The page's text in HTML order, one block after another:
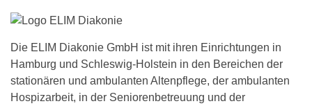
Die ELIM Diakonie GmbH ist mit ihren Einrichtungen in
Hamburg und Schleswig-Holstein in den Bereichen der
stationären und ambulanten Altenpflege, der ambulanten
Hospizarbeit, in der Seniorenbetreuung und der